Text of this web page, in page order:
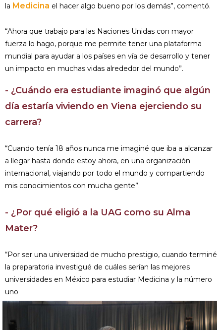
la Medicina el hacer algo bueno por los demás”, comentó.
“Ahora que trabajo para las Naciones Unidas con mayor
fuerza lo hago, porque me permite tener una plataforma
mundial para ayudar a los países en vía de desarrollo y tener
un impacto en muchas vidas alrededor del mundo”.
- ¿Cuándo era estudiante imaginó que algún
día estaría viviendo en Viena ejerciendo su
carrera?
“Cuando tenía 18 años nunca me imaginé que iba a alcanzar
a llegar hasta donde estoy ahora, en una organización
internacional, viajando por todo el mundo y compartiendo
mis conocimientos con mucha gente”.
- ¿Por qué eligió a la UAG como su Alma
Mater?
“Por ser una universidad de mucho prestigio, cuando terminé
la preparatoria investigué de cuáles serían las mejores
universidades en México para estudiar Medicina y la número
uno